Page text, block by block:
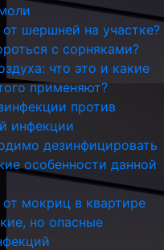
от шершней на участке?
с сорняками?
что это и какие
применяют?
против
инфекции
дезинфицировать
особенности данной
от мокриц в квартире
но опасные